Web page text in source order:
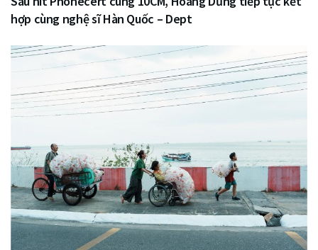
hợp cùng nghệ sĩ Hàn Quốc – Dept